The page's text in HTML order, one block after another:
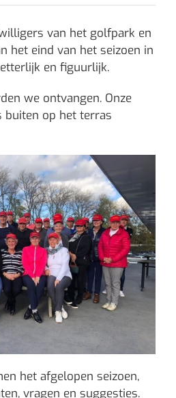
van het golfpark en
het eind van het seizoen in
en figuurlijk.
we ontvangen. Onze
op het terras
het afgelopen seizoen,
vragen en suggesties.